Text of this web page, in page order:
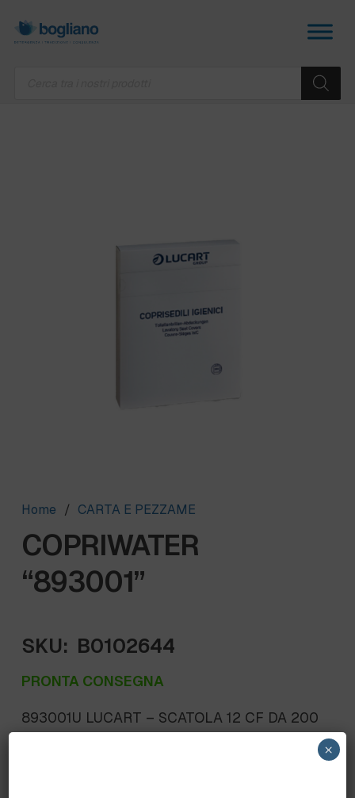
Home / CARTA E PEZZAME
COPRIWATER
“893001”
SKU: B0102644
PRONTA CONSEGNA
893001U LUCART – SCATOLA 12 CF DA 200
×